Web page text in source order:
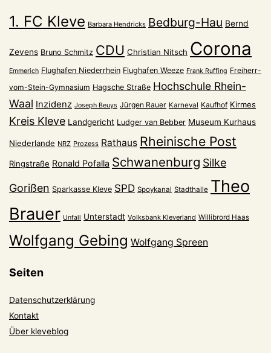
1. FC Kleve Barbara Hendricks Bedburg-Hau Bernd
Zevens Bruno Schmitz CDU Christian Nitsch Corona
Emmerich Flughafen Niederrhein Flughafen Weeze Frank Ruffing Freiherr-
vom-Stein-Gymnasium Hagsche Straße Hochschule Rhein-
Waal Inzidenz Joseph Beuys Jürgen Rauer Karneval Kaufhof Kirmes
Kreis Kleve Landgericht Ludger van Bebber Museum Kurhaus
Niederlande NRZ Prozess Rathaus Rheinische Post
Ringstraße Ronald Pofalla Schwanenburg Silke
Gorißen Sparkasse Kleve SPD Spoykanal Stadthalle Theo
Brauer Unfall Unterstadt Volksbank Kleverland Willibrord Haas
Wolfgang Gebing Wolfgang Spreen
Seiten
Datenschutzerklärung
Kontakt
Über kleveblog